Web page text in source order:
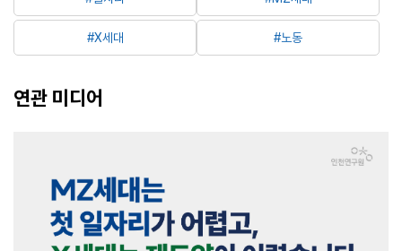
#X세대 #노동
연관 미디어